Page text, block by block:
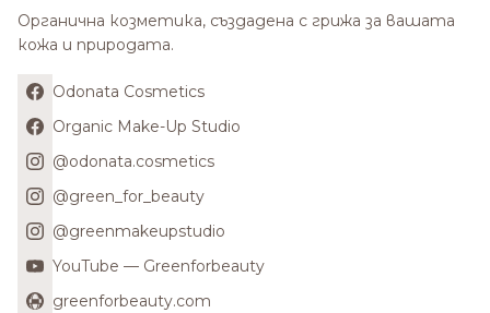
Органична козметика, създадена с грижа за вашата
кожа и природата.
Odonata Cosmetics
Organic Make-Up Studio
@odonata.cosmetics
@green_for_beauty
@greenmakeupstudio
YouTube — Greenforbeauty
greenforbeauty.com